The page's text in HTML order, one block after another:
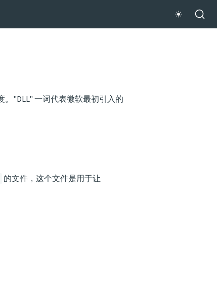
"DLL" 一词代表微软最初引入的
的文件，这个文件是用于让